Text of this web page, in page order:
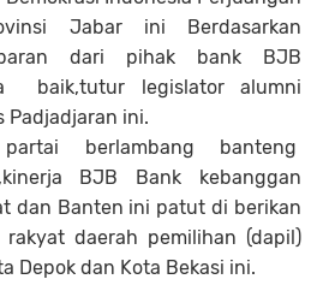
Jabar ini Berdasarkan
dari pihak bank BJB
baik,tutur legislator alumni
Padjadjaran ini.
berlambang banteng
BJB Bank kebanggan
dan Banten ini patut di berikan
daerah pemilihan (dapil)
Depok dan Kota Bekasi ini.